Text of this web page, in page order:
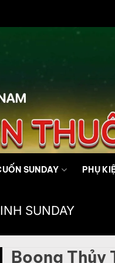
SUNDAY PHỤ
SUNDAY
Boong Thủy